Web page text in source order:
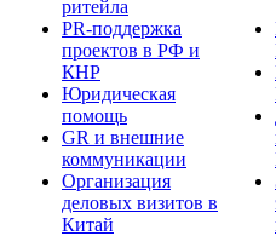
ритейла
PR-поддержка
проектов в РФ и
КНР
Юридическая
помощь
GR и внешние
коммуникации
Организация
деловых визитов в
Китай